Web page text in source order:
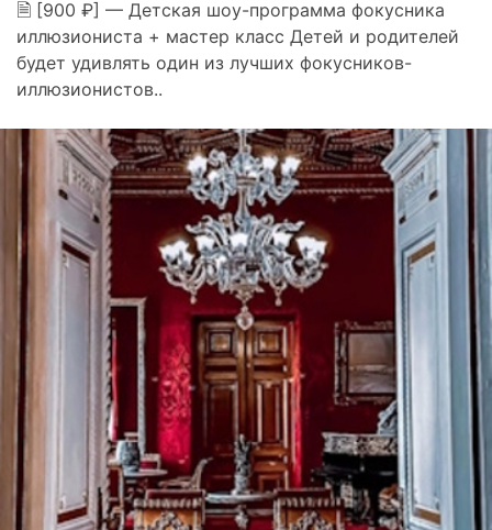
🗎 [900 ₽] — Детская шоу-программа фокусника
иллюзиониста + мастер класс Детей и родителей
будет удивлять один из лучших фокусников-
иллюзионистов..